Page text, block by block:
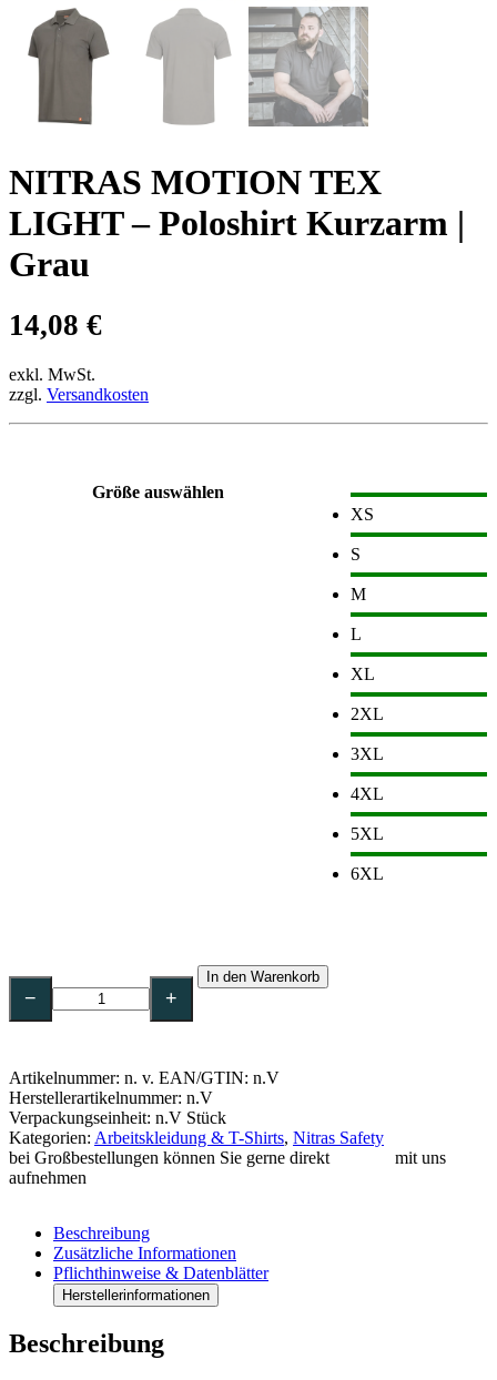
NITRAS MOTION TEX
LIGHT – Poloshirt Kurzarm |
Grau
14,08 €
exkl. MwSt.
zzgl. Versandkosten
Größe auswählen
XS
S
M
L
XL
2XL
3XL
4XL
5XL
6XL
NITRAS
MOTION
Poloshirt
Kurzarm
|
Grau
Menge
− +
In den Warenkorb
Artikelnummer: n. v. EAN/GTIN: n.V
Herstellerartikelnummer: n.V
Verpackungseinheit: n.V Stück
Kategorien: Arbeitskleidung & T-Shirts, Nitras Safety
bei Großbestellungen können Sie gerne direkt
mit uns
aufnehmen
Beschreibung
Zusätzliche Informationen
Pflichthinweise & Datenblätter
Herstellerinformationen
Beschreibung